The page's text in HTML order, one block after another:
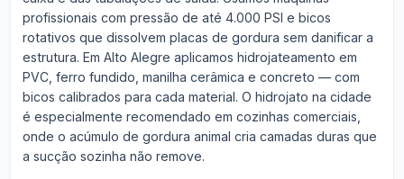
profissionais com pressão de até 4.000 PSI e bicos
rotativos que dissolvem placas de gordura sem danificar a
estrutura. Em Alto Alegre aplicamos hidrojateamento em
PVC, ferro fundido, manilha cerâmica e concreto — com
bicos calibrados para cada material. O hidrojato na cidade
é especialmente recomendado em cozinhas comerciais,
onde o acúmulo de gordura animal cria camadas duras que
a sucção sozinha não remove.